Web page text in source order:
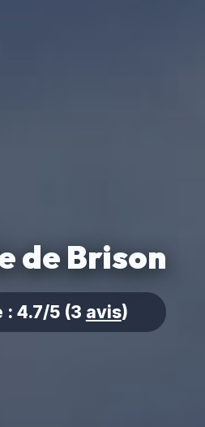
de Brison
: 4.7/5(3 avis)